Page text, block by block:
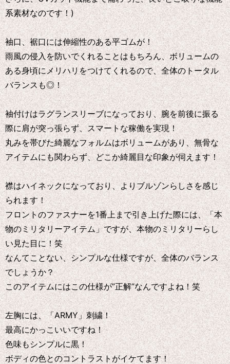
系素材なのです！)
袖口、裾口には伸縮性のある平ゴムが！
雨風の侵入を防いでくれることはもちろん、ボリュームの
ある身頃にメリハリをつけてくれるので、全体のトータル
バランスも◎！
袖付けはラグランスリーブになっており、腕を前後に振る
際に肩が突っ張らず、スマートな稼働を実現！
丸みを帯びた綺麗なフォルムはボリュームがあり、無骨な
アイテムにも関わらず、どこか綺麗目な印象が伺えます！
襟はハイネックになっており、よりブルゾンらしさを感じ
られます！
フロントのファスナーを1番上まで引き上げた際には、「本
物のミリタリーアイテム」ですが、本物のミリタリーらし
い見た目に！笑
なんてことない、シンプルな仕様ですが、全体のバランス
でしょうか？
このアイテムにはこの仕様が”正解”なんですよね！笑
左胸には、「ARMY」刺繍！
最高にかっこいいですね！
色味もシンプルに黒！
ボディの色とのコントラストがイケてます！